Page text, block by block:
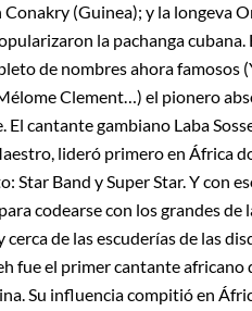
Conakry (Guinea); y la longeva
la pachanga cubana.
de nombres ahora famosos
Clement…) el pionero
cantante gambiano Laba
lideró primero en África
Star Band y Super Star. Y con
codearse con los grandes de
de las escuderías de las
fue el primer cantante
Su influencia compitió en